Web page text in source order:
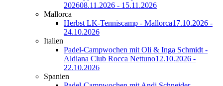
202608.11.2026 - 15.11.2026
Mallorca
Herbst LK-Tenniscamp - Mallorca17.10.2026 -
24.10.2026
Italien
Padel-Campwochen mit Oli & Inga Schmidt -
Aldiana Club Rocca Nettuno12.10.2026 -
22.10.2026
Spanien